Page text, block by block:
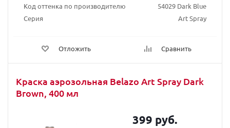
Код оттенка по производителю
54029 Dark Blue
Серия
Art Spray
Отложить Сравнить
Краска аэрозольная Belazo Art Spray Dark
Brown, 400 мл
399 руб.